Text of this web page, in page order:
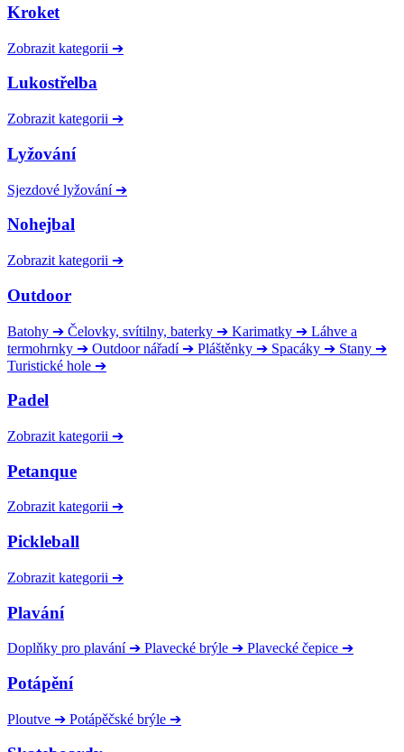
Kroket
Zobrazit kategorii ➔
Lukostřelba
Zobrazit kategorii ➔
Lyžování
Sjezdové lyžování ➔
Nohejbal
Zobrazit kategorii ➔
Outdoor
Batohy ➔ Čelovky, svítilny, baterky ➔ Karimatky ➔ Láhve a
termohrnky ➔ Outdoor nářadí ➔ Pláštěnky ➔ Spacáky ➔ Stany ➔
Turistické hole ➔
Padel
Zobrazit kategorii ➔
Petanque
Zobrazit kategorii ➔
Pickleball
Zobrazit kategorii ➔
Plavání
Doplňky pro plavání ➔ Plavecké brýle ➔ Plavecké čepice ➔
Potápění
Ploutve ➔ Potápěčské brýle ➔